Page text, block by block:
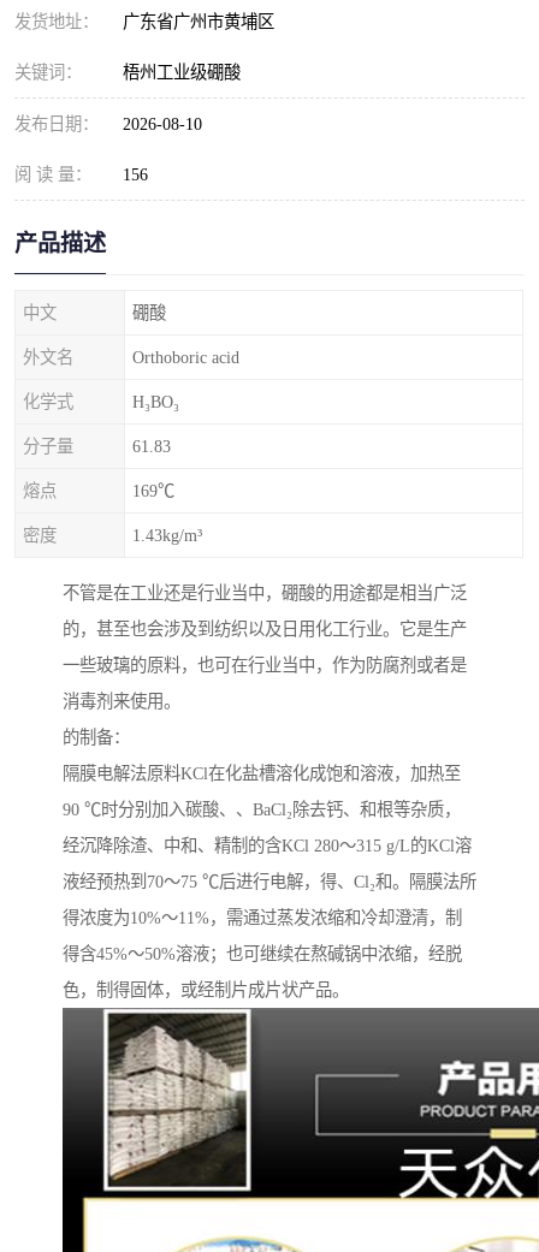
发货地址： 广东省广州市黄埔区
关键词： 梧州工业级硼酸
发布日期： 2026-08-10
阅 读 量： 156
产品描述
中文 硼酸
外文名 Orthoboric acid
化学式 H₃BO₃
分子量 61.83
熔点 169℃
密度 1.43kg/m³
不管是在工业还是行业当中，硼酸的用途都是相当广泛
的，甚至也会涉及到纺织以及日用化工行业。它是生产
一些玻璃的原料，也可在行业当中，作为防腐剂或者是
消毒剂来使用。
的制备：
隔膜电解法原料KCl在化盐槽溶化成饱和溶液，加热至
90 ℃时分别加入碳酸、、BaCl₂除去钙、和根等杂质，
经沉降除渣、中和、精制的含KCl 280～315 g/L的KCl溶
液经预热到70～75 ℃后进行电解，得、Cl₂和。隔膜法所
得浓度为10%～11%，需通过蒸发浓缩和冷却澄清，制
得含45%～50%溶液；也可继续在熬碱锅中浓缩，经脱
色，制得固体，或经制片成片状产品。
元明粉